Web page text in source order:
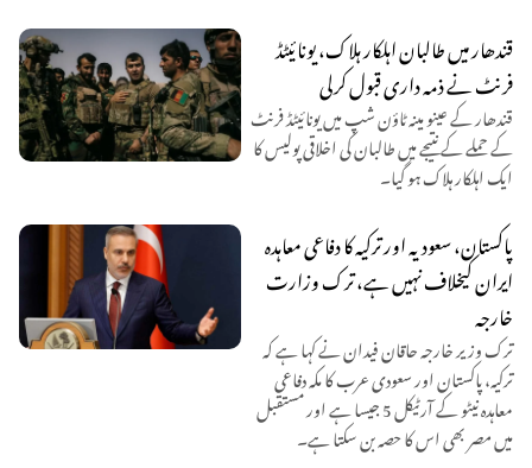
قندھار میں طالبان اہلکار ہلاک، یونائیٹڈ
فرنٹ نے ذمہ داری قبول کرلی
قندھار کے عینو مینہ ٹاؤن شپ میں یونائیٹڈ فرنٹ
کے حملے کے نتیجے میں طالبان کی اخلاقی پولیس کا
ایک اہلکار ہلاک ہو گیا۔
پاکستان، سعودیہ اور ترکیہ کا دفاعی معاہدہ
ایران کیخلاف نہیں ہے، ترک وزارت
خارجہ
ترک وزیر خارجہ حاقان فیدان نے کہا ہے کہ
ترکیہ، پاکستان اور سعودی عرب کا مکہ دفاعی
معاہدہ نیٹو کے آرٹیکل 5 جیسا ہے اور مستقبل
میں مصر بھی اس کا حصہ بن سکتا ہے۔